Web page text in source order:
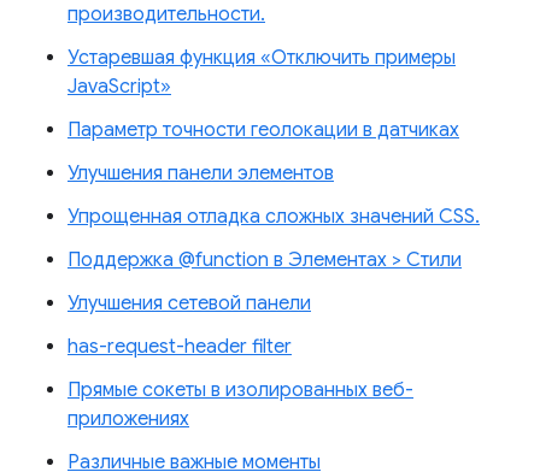
производительности.
Устаревшая функция «Отключить примеры
JavaScript»
Параметр точности геолокации в датчиках
Улучшения панели элементов
Упрощенная отладка сложных значений CSS.
Поддержка @function в Элементах > Стили
Улучшения сетевой панели
has-request-header filter
Прямые сокеты в изолированных веб-
приложениях
Различные важные моменты